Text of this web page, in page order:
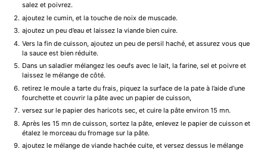
salez et poivrez.
ajoutez le cumin, et la touche de noix de muscade.
ajoutez un peu d’eau et laissez la viande bien cuire.
Vers la fin de cuisson, ajoutez un peu de persil haché, et assurez vous que
la sauce est bien réduite.
Dans un saladier mélangez les oeufs avec le lait, la farine, sel et poivre et
laissez le mélange de côté.
retirez le moule a tarte du frais, piquez la surface de la pate à l’aide d’une
fourchette et couvrir la pâte avec un papier de cuisson,
versez sur le papier des haricots sec, et cuire la pâte environ 15 mn.
Après les 15 mn de cuisson, sortez la pâte, enlevez le papier de cuisson et
étalez le morceau du fromage sur la pâte.
ajoutez le mélange de viande hachée cuite, et versez dessus le mélange